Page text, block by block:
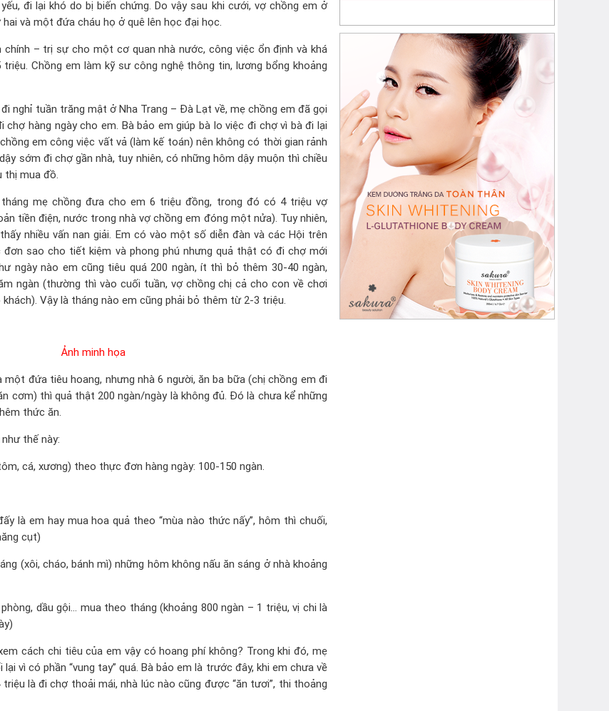
đi lại khó do bị biến chứng. Do vậy sau khi cưới, vợ chồng em ở
và một đứa cháu họ ở quê lên học đại học.
chính – trị sự cho một cơ quan nhà nước, công việc ổn định và khá
Chồng em làm kỹ sư công nghệ thông tin, lương bổng khoảng
nghỉ tuần trăng mật ở Nha Trang – Đà Lạt về, mẹ chồng em đã gọi
chợ hàng ngày cho em. Bà bảo em giúp bà lo việc đi chợ vì bà đi lại
em công việc vất vả (làm kế toán) nên không có thời gian rảnh
sớm đi chợ gần nhà, tuy nhiên, có những hôm dậy muộn thì chiều
thị mua đồ.
mẹ chồng đưa cho em 6 triệu đồng, trong đó có 4 triệu vợ
tiền điện, nước trong nhà vợ chồng em đóng một nửa). Tuy nhiên,
nhiều vấn nan giải. Em có vào một số diễn đàn và các Hội trên
sao cho tiết kiệm và phong phú nhưng quả thật có đi chợ mới
ngày nào em cũng tiêu quá 200 ngàn, ít thì bỏ thêm 30-40 ngàn,
ngàn (thường thì vào cuối tuần, vợ chồng chị cả cho con về chơi
Vậy là tháng nào em cũng phải bỏ thêm từ 2-3 triệu.
Ảnh minh họa
đứa tiêu hoang, nhưng nhà 6 người, ăn ba bữa (chị chồng em đi
cơm) thì quả thật 200 ngàn/ngày là không đủ. Đó là chưa kể những
thức ăn.
thế này:
cá, xương) theo thực đơn hàng ngày: 100-150 ngàn.
là em hay mua hoa quả theo “mùa nào thức nấy”, hôm thì chuối,
cụt)
(xôi, cháo, bánh mì) những hôm không nấu ăn sáng ở nhà khoảng
dầu gội… mua theo tháng (khoảng 800 ngàn – 1 triệu, vị chi là
cách chi tiêu của em vậy có hoang phí không? Trong khi đó, mẹ
vì có phần “vung tay” quá. Bà bảo em là trước đây, khi em chưa về
là đi chợ thoải mái, nhà lúc nào cũng được “ăn tươi”, thi thoảng